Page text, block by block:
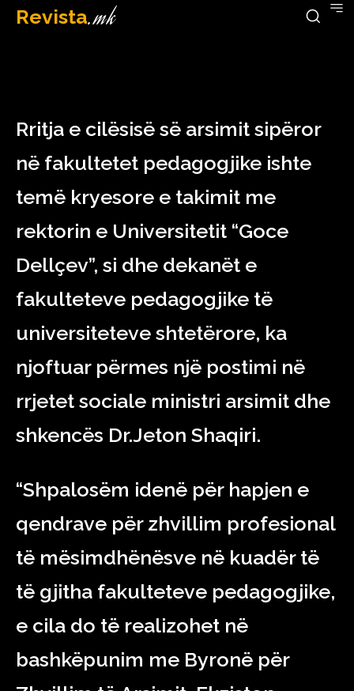
Revista.mk
March 18, 2023
Rritja e cilësisë së arsimit sipëror
në fakultetet pedagogjike ishte
temë kryesore e takimit me
rektorin e Universitetit “Goce
Dellçev”, si dhe dekanët e
fakulteteve pedagogjike të
universiteteve shtetërore, ka
njoftuar përmes një postimi në
rrjetet sociale ministri arsimit dhe
shkencës Dr.Jeton Shaqiri.
“Shpalosëm idenë për hapjen e
qendrave për zhvillim profesional
të mësimdhënësve në kuadër të
të gjitha fakulteteve pedagogjike,
e cila do të realizohet në
bashkëpunim me Byronë për